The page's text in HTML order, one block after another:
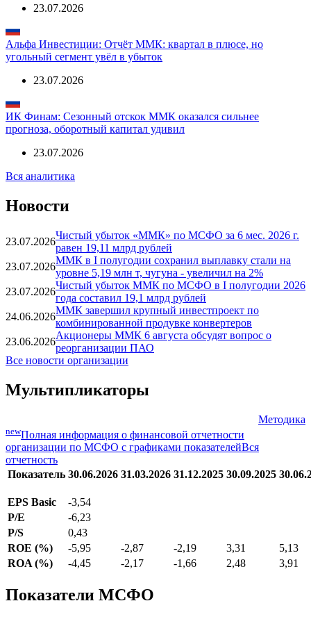
23.07.2026
Альфа Инвестиции: Отчёт ММК: квартал в плюсе, но
угольный сегмент увёл в убыток
23.07.2026
ИК Финам: Сезонный отскок ММК оказался сильнее
прогноза, оборотный капитал удивил
23.07.2026
Вся аналитика
Новости
23.07.2026
Чистый убыток «ММК» по МСФО за 6 мес. 2026 г.
равен 19,11 млрд рублей
23.07.2026
ММК в I полугодии сохранил выплавку стали на
уровне 5,19 млн т, чугуна - увеличил на 2%
23.07.2026
Чистый убыток ММК по МСФО в I полугодии 2026
года составил 19,1 млрд рублей
24.06.2026
ММК завершил крупный инвестпроект по
комбинированной продувке конвертеров
23.06.2026
Акционеры ММК 6 августа обсудят вопрос о
реорганизации ПАО
Все новости организации
Мультипликаторы
Методика
newПолная информация о финансовой отчетности
организации по МСФО с графиками показателейВся
отчетность
Показатель 30.06.2026 31.03.2026 31.12.2025 30.09.2025
EPS Basic
-3,54
P/E
-6,23
P/S
0,43
ROE (%)
-5,95 -2,87 -2,19 3,31
5,13
ROA (%)
-4,45 -2,17 -1,66 2,48 3,91
Показатели МСФО